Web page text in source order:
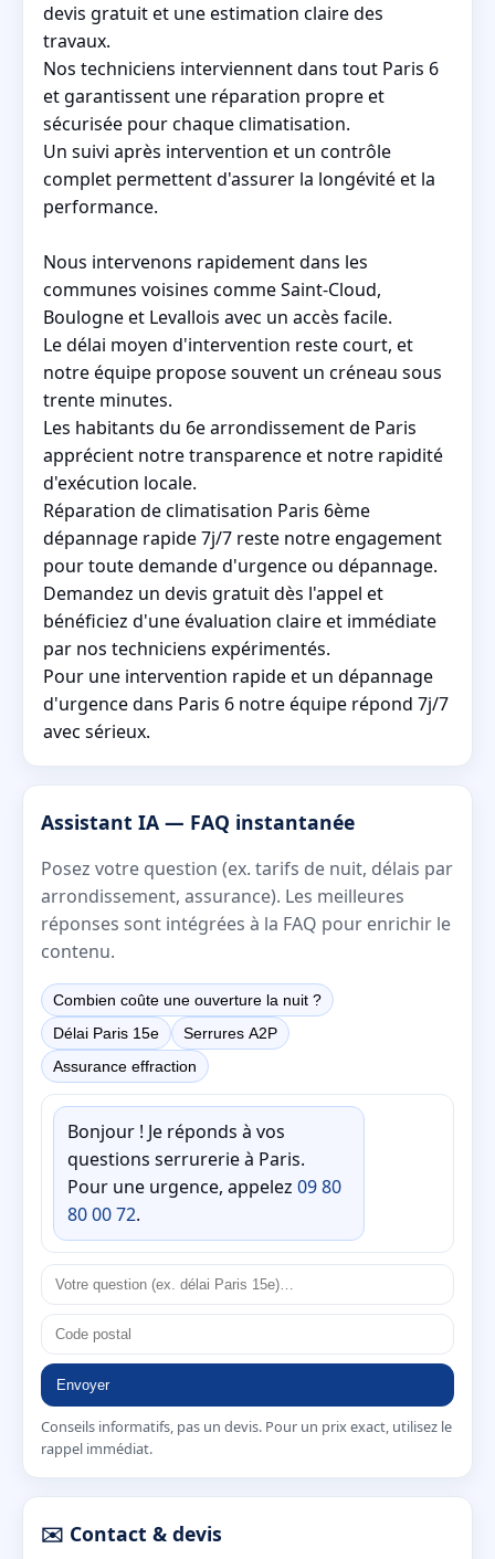
devis gratuit et une estimation claire des
travaux.
Nos techniciens interviennent dans tout Paris 6
et garantissent une réparation propre et
sécurisée pour chaque climatisation.
Un suivi après intervention et un contrôle
complet permettent d'assurer la longévité et la
performance.
Nous intervenons rapidement dans les
communes voisines comme Saint‑Cloud,
Boulogne et Levallois avec un accès facile.
Le délai moyen d'intervention reste court, et
notre équipe propose souvent un créneau sous
trente minutes.
Les habitants du 6e arrondissement de Paris
apprécient notre transparence et notre rapidité
d'exécution locale.
Réparation de climatisation Paris 6ème
dépannage rapide 7j/7 reste notre engagement
pour toute demande d'urgence ou dépannage.
Demandez un devis gratuit dès l'appel et
bénéficiez d'une évaluation claire et immédiate
par nos techniciens expérimentés.
Pour une intervention rapide et un dépannage
d'urgence dans Paris 6 notre équipe répond 7j/7
avec sérieux.
Assistant IA — FAQ instantanée
Posez votre question (ex. tarifs de nuit, délais par
arrondissement, assurance). Les meilleures
réponses sont intégrées à la FAQ pour enrichir le
contenu.
Combien coûte une ouverture la nuit ?
Délai Paris 15e
Serrures A2P
Assurance effraction
Bonjour ! Je réponds à vos
questions serrurerie à Paris.
Pour une urgence, appelez 09 80
80 00 72.
Envoyer
Conseils informatifs, pas un devis. Pour un prix exact, utilisez le
rappel immédiat.
✉️ Contact & devis